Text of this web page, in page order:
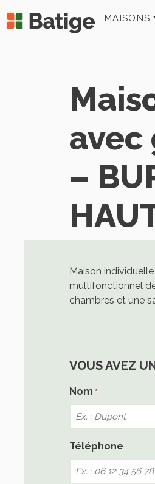
MAISONS
avec
–
Maison
multifonctionnel
chambres et une
VOUS AVEZ
Nom *
Téléphone